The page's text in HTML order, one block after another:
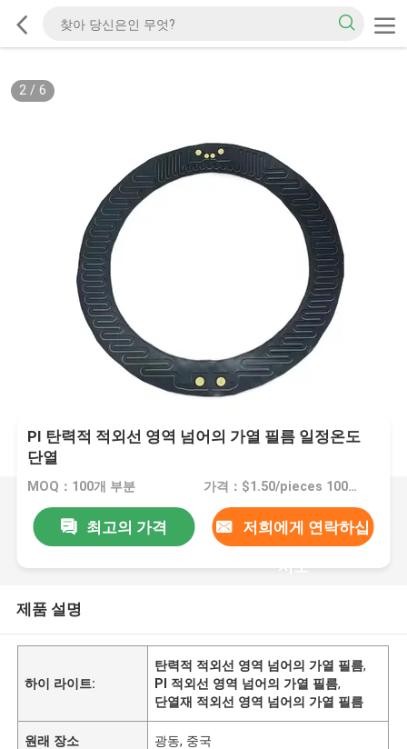
2/ 6
PI 탄력적 적외선 영역 넘어의 가열 필름 일정온도
단열
MOQ：100개 부분 가격：$1.50/pieces 100-199 pieces
최고의 가격 저희에게 연락하십
시오
제품 설명
하이 라이트:
탄력적 적외선 영역 넘어의 가열 필름,
PI 적외선 영역 넘어의 가열 필름,
단열재 적외선 영역 넘어의 가열 필름
원래 장소 광동, 중국